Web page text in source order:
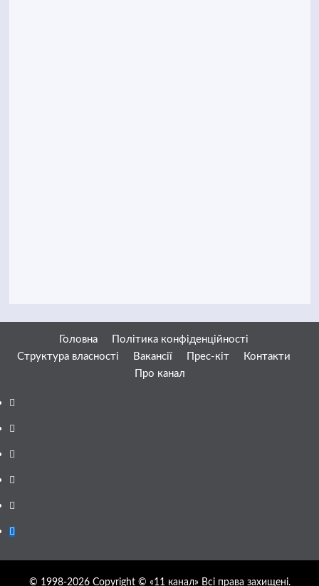
Головна
Політика конфіденційності
Структура власності
Вакансії Прес-кіт
Контакти
Про канал
Facebook
YouTube
Telegram
Instagram
Twitter
Google
© 1998-2026 Copyright © «11 канал» Всі права захищені.